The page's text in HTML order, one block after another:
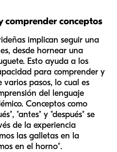
comprender conceptos
implican seguir una
desde hornear una
Esto ayuda a los
para comprender y
varios pasos, lo cual es
del lenguaje
Conceptos como
"antes" y "después" se
de la experiencia
las galletas en la
en el horno".